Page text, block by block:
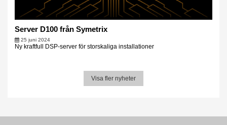
Server D100 från Symetrix
25 juni 2024
Ny kraftfull DSP-server för storskaliga installationer
Visa fler nyheter